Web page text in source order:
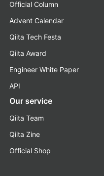
Official Column
Advent Calendar
Qiita Tech Festa
Qiita Award
Engineer White Paper
API
Our service
Qiita Team
Qiita Zine
Official Shop